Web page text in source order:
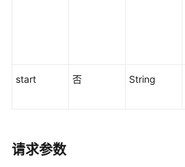
题
帮
助
start 否 String
请求参数